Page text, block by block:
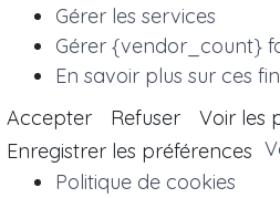
Gérer les services
Gérer {vendor_count}
En savoir plus sur ces
Accepter
Refuser
Voir les
Enregistrer les préférences
Politique de cookies